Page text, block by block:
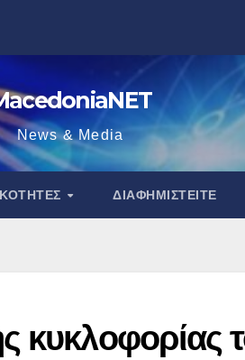
News & Media
ΔΙΑΦΗΜΙΣΤΕΊΤΕ
κυκλοφορίας